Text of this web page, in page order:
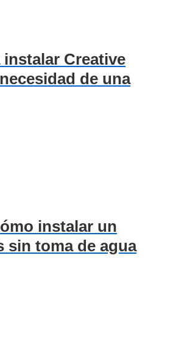
instalar Creative
de una
instalar un
sin toma de agua